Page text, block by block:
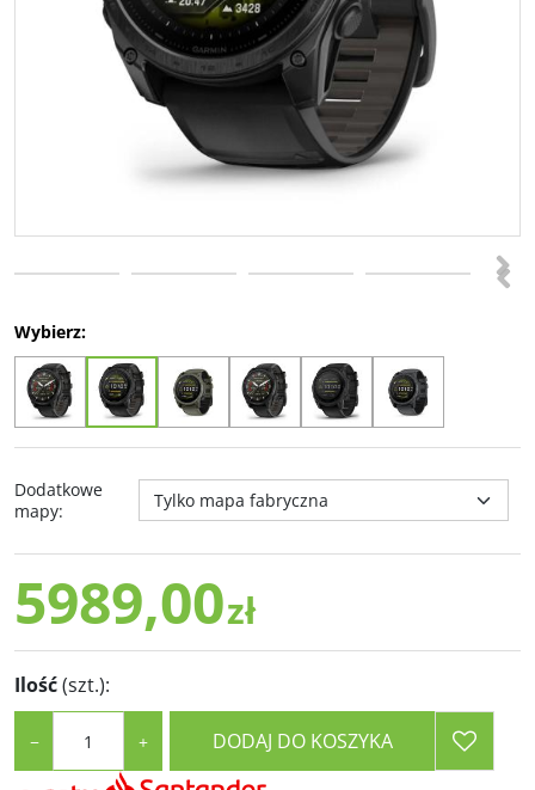
<
Wybierz:
Dodatkowe
mapy:
5989,00zł
Ilość(szt.):
− + DODAJ DO KOSZYKA